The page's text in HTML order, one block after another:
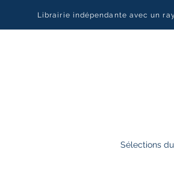
Librairie indépendante avec un
Sélections